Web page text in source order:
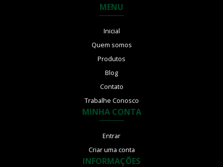
MENU
Inicial
Quem somos
Produtos
Blog
Contato
Trabalhe Conosco
MINHA CONTA
Entrar
Criar uma conta
INFORMAÇÕES